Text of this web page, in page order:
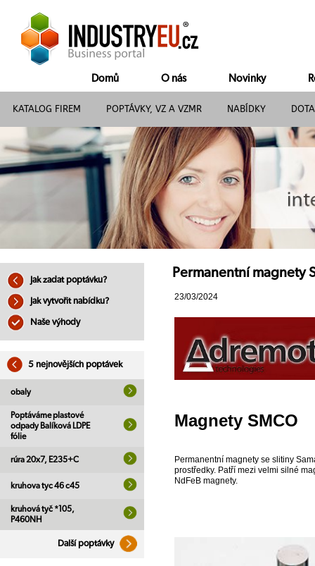
Domů O nás Novinky
KATALOG FIREM POPTÁVKY, VZ A VZMR NABÍDKY
Jak zadat poptávku?
Jak vytvořit nabídku?
Naše výhody
5 nejnovějších poptávek
obaly
Poptáváme plastové
odpady Balíková LDPE
fólie
rúra 20x7, E235+C
kruhova tyc 46 c45
kruhová tyč *105,
P460NH
Další poptávky
Permanentní magnety
23/03/2024
Magnety SMCO
Permanentní magnety se slitiny
prostředky. Patří mezi velmi silné
NdFeB magnety.